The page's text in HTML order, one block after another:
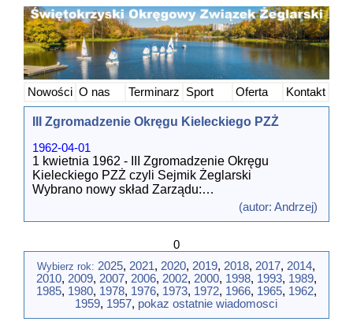
Nowości O nas Terminarz Sport Oferta Kontakt
III Zgromadzenie Okręgu Kieleckiego PZŻ
1962-04-01
1 kwietnia 1962 - III Zgromadzenie Okręgu
Kieleckiego PZŻ czyli Sejmik Żeglarski
Wybrano nowy skład Zarządu:
4. Marian Kasza – Sekretarz
5. Janusz Topolski – Skarbnik
6. Witold Urbański - Członek Zarządu
7. Andrzej Łychowski - Członek Zarządu
Powołano szereg komisji: Szkolenia, Techniczną,
Młodzieży i Sportową.
(autor: Andrzej)
0
Wybierz rok: 2025, 2021, 2020, 2019, 2018, 2017, 2014,
2010, 2009, 2007, 2006, 2002, 2000, 1998, 1993, 1989,
1985, 1980, 1978, 1976, 1973, 1972, 1966, 1965, 1962,
1959, 1957, pokaz ostatnie wiadomosci